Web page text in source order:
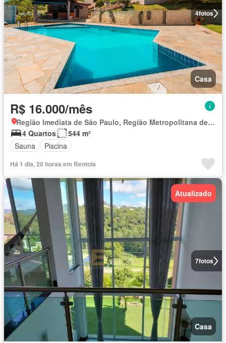
4fotos
Casa
R$ 16.000/mês
Região Imediata de São Paulo, Região Metropolitana de São Paulo
4 Quartos
544 m²
Sauna
Piscina
Há 1 dia, 20 horas em Rentola
7fotos
Atualizado
Casa